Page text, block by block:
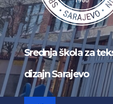
Srednja škola za
dizajn Sarajevo